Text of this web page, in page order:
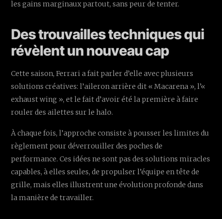
les gains marginaux partout, sans peur de tenter.
Des trouvailles techniques qui
révèlent un nouveau cap
Cette saison, Ferrari a fait parler d’elle avec plusieurs
solutions créatives: l’aileron arrière dit « Macarena », l’«
exhaust wing », et le fait d’avoir été la première à faire
rouler des ailettes sur le halo.
À chaque fois, l’approche consiste à pousser les limites du
règlement pour déverrouiller des poches de
performance. Ces idées ne sont pas des solutions miracles
capables, à elles seules, de propulser l’équipe en tête de
grille, mais elles illustrent une évolution profonde dans
la manière de travailler.